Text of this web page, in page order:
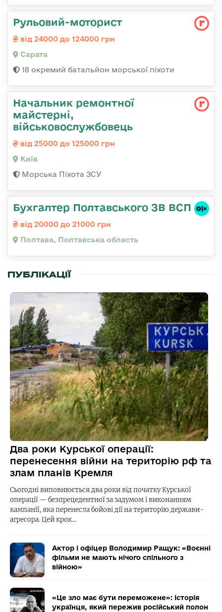
Рульовий-моторист
від 24000 до 124000 грн
Сарата
18 окремий батальйон морської піхоти
Начальник ремонтної
майстерні,
військовослужбовець
від 25000 до 125000 грн
Київ
Морська Піхота ЗСУ
Бухгалтер Полтавського ЗВ ВСП
від 20000 до 21000 грн
Полтава, Полтавська область
ПУБЛІКАЦІЇ
Два роки Курської операції:
перенесення війни на територію рф та
злам планів Кремля
Сьогодні виповнюється два роки від початку Курської
операції — безпрецедентної за задумом і виконанням
кампанії, яка перенесла бойові дії на територію держави-
агресора. Цей крок…
Актор і офіцер Володимир Ращук: «Воєнні
фільми не мають нічого спільного з
війною»
«Це зло має бути переможене»: історія
українця, який пережив російський полон